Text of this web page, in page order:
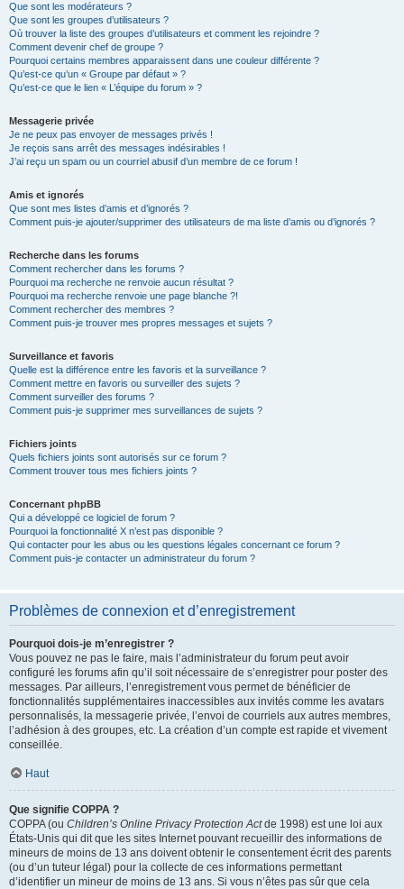
Que sont les modérateurs ?
Que sont les groupes d’utilisateurs ?
Où trouver la liste des groupes d’utilisateurs et comment les rejoindre ?
Comment devenir chef de groupe ?
Pourquoi certains membres apparaissent dans une couleur différente ?
Qu’est-ce qu’un « Groupe par défaut » ?
Qu’est-ce que le lien « L’équipe du forum » ?
Messagerie privée
Je ne peux pas envoyer de messages privés !
Je reçois sans arrêt des messages indésirables !
J’ai reçu un spam ou un courriel abusif d’un membre de ce forum !
Amis et ignorés
Que sont mes listes d’amis et d’ignorés ?
Comment puis-je ajouter/supprimer des utilisateurs de ma liste d’amis ou d’ignorés ?
Recherche dans les forums
Comment rechercher dans les forums ?
Pourquoi ma recherche ne renvoie aucun résultat ?
Pourquoi ma recherche renvoie une page blanche ?!
Comment rechercher des membres ?
Comment puis-je trouver mes propres messages et sujets ?
Surveillance et favoris
Quelle est la différence entre les favoris et la surveillance ?
Comment mettre en favoris ou surveiller des sujets ?
Comment surveiller des forums ?
Comment puis-je supprimer mes surveillances de sujets ?
Fichiers joints
Quels fichiers joints sont autorisés sur ce forum ?
Comment trouver tous mes fichiers joints ?
Concernant phpBB
Qui a développé ce logiciel de forum ?
Pourquoi la fonctionnalité X n’est pas disponible ?
Qui contacter pour les abus ou les questions légales concernant ce forum ?
Comment puis-je contacter un administrateur du forum ?
Problèmes de connexion et d’enregistrement
Pourquoi dois-je m’enregistrer ?
Vous pouvez ne pas le faire, mais l’administrateur du forum peut avoir
configuré les forums afin qu’il soit nécessaire de s’enregistrer pour poster des
messages. Par ailleurs, l’enregistrement vous permet de bénéficier de
fonctionnalités supplémentaires inaccessibles aux invités comme les avatars
personnalisés, la messagerie privée, l’envoi de courriels aux autres membres,
l’adhésion à des groupes, etc. La création d’un compte est rapide et vivement
conseillée.
Haut
Que signifie COPPA ?
COPPA (ou Children’s Online Privacy Protection Actde 1998) est une loi aux
États-Unis qui dit que les sites Internet pouvant recueillir des informations de
mineurs de moins de 13 ans doivent obtenir le consentement écrit des parents
(ou d’un tuteur légal) pour la collecte de ces informations permettant
d’identifier un mineur de moins de 13 ans. Si vous n’êtes pas sûr que cela